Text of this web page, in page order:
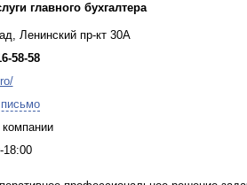
главного бухгалтера
Ленинский пр-кт 30А
58-58
18:00